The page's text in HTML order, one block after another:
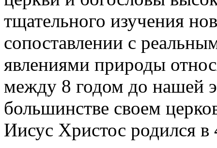
тщательного изучения
сопоставлении с
явлениями природы
между 8 годом до нашей
большинстве своем
Иисус Христос родился